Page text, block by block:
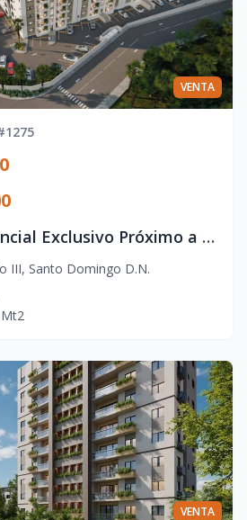
VENTA
1275
Proyecto Residencial Exclusivo Próximo a la Embajada de EE. UU.
III, Santo Domingo D.N.
Mt2
VENTA